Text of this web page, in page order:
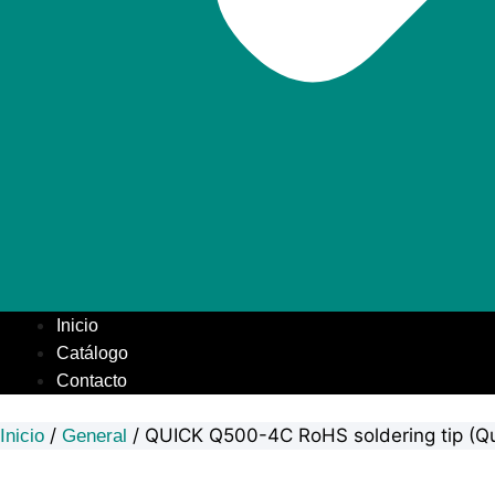
Inicio
Catálogo
Contacto
Inicio / General / QUICK Q500-4C RoHS soldering tip